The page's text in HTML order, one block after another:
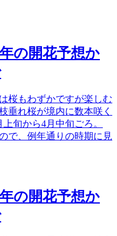
の開花予想か
桜もわずかですが楽しむ
垂れ桜が境内に数本咲く
旬から4月中旬ごろ。
で、例年通りの時期に見
の開花予想か